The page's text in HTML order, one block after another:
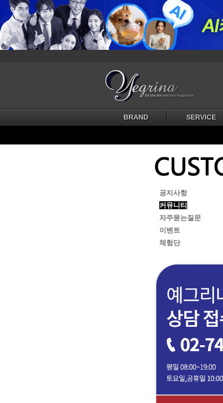
BRAND SERVICE
공지사항
커뮤니티
자주묻는질문
이벤트
체험단